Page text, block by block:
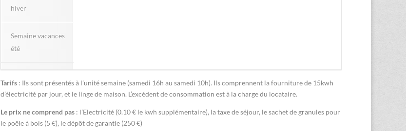
hiver
Semaine vacances
été
Tarifs: Ils sont présentés à l’unité semaine (samedi 16h au samedi 10h). Ils comprennent la fourniture de 15kwh
d’électricité par jour, et le linge de maison. L’excédent de consommation est à la charge du locataire.
Le prix ne comprend pas: l’Electricité (0.10 € le kwh supplémentaire), la taxe de séjour, le sachet de granules pour
le poêle à bois (5 €), le dépôt de garantie (250 €)